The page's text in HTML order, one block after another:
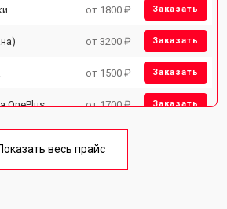
от 1800 ₽ Заказать
от 3200 ₽ Заказать
от 1500 ₽ Заказать
OnePlus от 1700 ₽ Заказать
OnePlus от 1750 ₽
весь прайс